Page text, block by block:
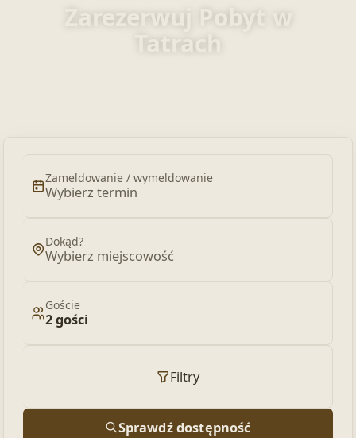
Zarezerwuj Pobyt w
Tatrach
Dokąd?
Wybierz miejscowość
Zameldowanie / wymeldowanie
Wybierz termin
Goście
2 gości
Filtry
Sprawdź dostępność